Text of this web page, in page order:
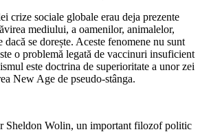
crize sociale globale erau deja prezente
mediului, a oamenilor, animalelor,
se dorește. Aceste fenomene nu sunt
o problemă legată de vaccinuri insuficient
este doctrina de superioritate a unor zei
New Age de pseudo-stânga.
Sheldon Wolin, un important filozof politic